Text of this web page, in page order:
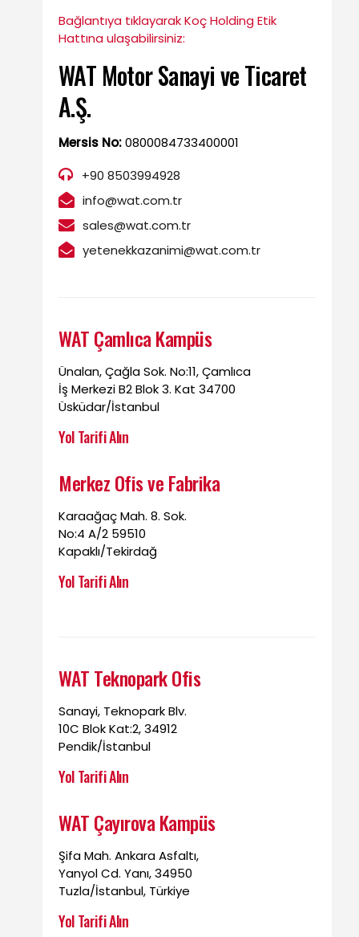
Bağlantıya tıklayarak Koç Holding Etik
Hattına ulaşabilirsiniz:
WAT Motor Sanayi ve Ticaret
A.Ş.
Mersis No:0800084733400001
+90 8503994928
info@wat.com.tr
sales@wat.com.tr
yetenekkazanimi@wat.com.tr
WAT Çamlıca Kampüs
Ünalan, Çağla Sok. No:11, Çamlıca
İş Merkezi B2 Blok 3. Kat 34700
Üsküdar/İstanbul
Yol Tarifi Alın
Merkez Ofis ve Fabrika
Karaağaç Mah. 8. Sok.
No:4 A/2 59510
Kapaklı/Tekirdağ
Yol Tarifi Alın
WAT Teknopark Ofis
Sanayi, Teknopark Blv.
10C Blok Kat:2, 34912
Pendik/İstanbul
Yol Tarifi Alın
WAT Çayırova Kampüs
Şifa Mah. Ankara Asfaltı,
Yanyol Cd. Yanı, 34950
Tuzla/İstanbul, Türkiye
Yol Tarifi Alın